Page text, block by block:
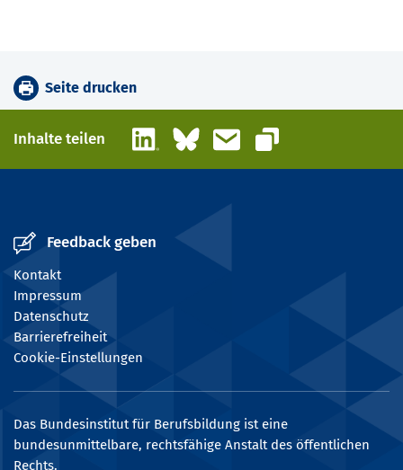
Seite drucken
Inhalte teilen LinkedInBlueskyE-Mail
Link kopieren
Feedback geben
Kontakt
Impressum
Datenschutz
Barrierefreiheit
Cookie-Einstellungen
Das Bundesinstitut für Berufsbildung ist eine
bundesunmittelbare, rechtsfähige Anstalt des öffentlichen
Rechts.